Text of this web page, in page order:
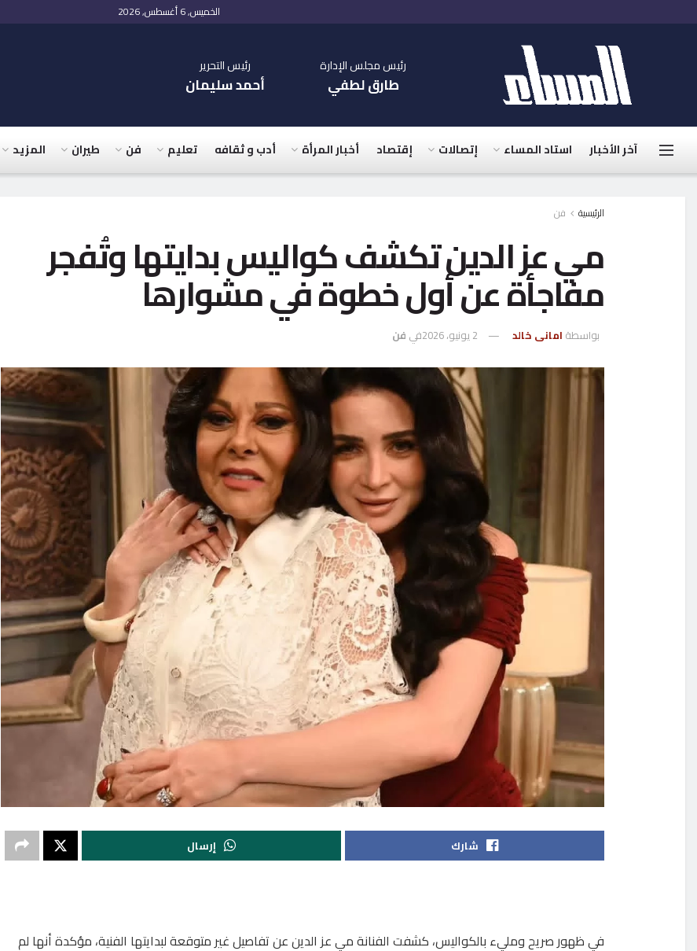
الخميس, 6 أغسطس, 2026
رئيس مجلس الإدارة
طارق لطفي
رئيس التحرير
أحمد سليمان
آخر الأخبار استاد المساء إتصالات إقتصاد أخبار المرأة أدب و ثقافه تعليم فن طيران المزيد
الرئيسية فن
مي عز الدين تكشف كواليس بدايتها وتُفجر
مفاجأة عن أول خطوة في مشوارها
بواسطة امانى خالد 2 يونيو، 2026 في فن
شارك إرسال
في ظهور صريح ومليء بالكواليس، كشفت الفنانة مي عز الدين عن تفاصيل غير متوقعة لبدايتها الفنية، مؤكدة أنها لم